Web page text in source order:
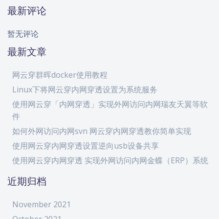
最新评论
暂无评论
最新文章
网云穿群晖docker使用教程
Linux下将网云穿内网穿透设置为系统服务
使用网云穿「内网穿透」实现外网访问内网瑞友天翼等软
件
如何外网访问内网svn 网云穿内网穿透教你简单实现
使用网云穿内网穿透设置逆向usb设备共享
使用网云穿内网穿透 实现外网访问内网金蝶（ERP）系统
近期归档
November 2021